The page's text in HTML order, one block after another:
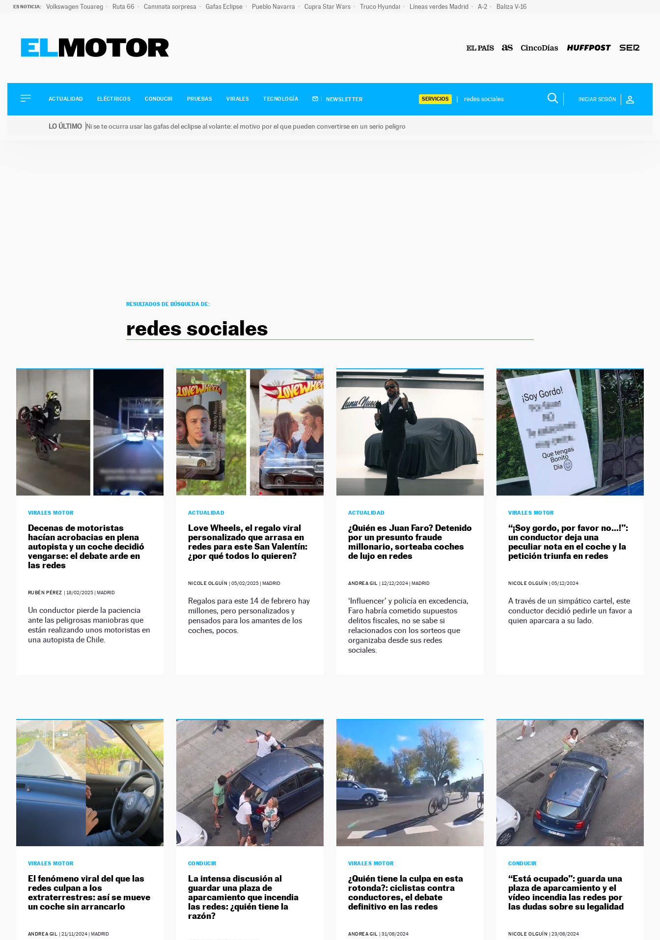
ES NOTICIA: Volkswagen Touareg Ruta 66 Caminata sorpresa Gafas Eclipse Pueblo Navarra Cupra Star Wars Truco Hyundai Líneas verdes Madrid A-2 Baliza V-16
ELÉCTRICOS
CONDUCIR
ACTUALIDAD ELÉCTRICOS CONDUCIR PRUEBAS VIRALES TECNOLOGÍA NEWSLETTER SERVICIOS INICIAR SESIÓN
LO ÚLTIMO Ni se te ocurra usar las gafas del eclipse al volante: el motivo por el que pueden convertirse en un serio peligro
RESULTADOS DE BÚSQUEDA DE:
redes sociales
VIRALES MOTOR
Decenas de motoristas
hacían acrobacias en plena
autopista y un coche decidió
vengarse: el debate arde en
las redes
RUBÉN PÉREZ | 18/02/2025| MADRID
Un conductor pierde la paciencia
ante las peligrosas maniobras que
están realizando unos motoristas en
una autopista de Chile.
ACTUALIDAD
Love Wheels, el regalo viral
personalizado que arrasa en
redes para este San Valentín:
¿por qué todos lo quieren?
NICOLE OLGUÍN | 05/02/2025| MADRID
Regalos para este 14 de febrero hay
millones, pero personalizados y
pensados para los amantes de los
coches, pocos.
ACTUALIDAD
¿Quién es Juan Faro? Detenido
por un presunto fraude
millonario, sorteaba coches
de lujo en redes
ANDREA GIL | 12/12/2024 | MADRID
‘Influencer’ y policía en excedencia,
Faro habría cometido supuestos
delitos fiscales, no se sabe si
relacionados con los sorteos que
organizaba desde sus redes
sociales.
VIRALES MOTOR
“¡Soy gordo, por favor no…!”:
un conductor deja una
peculiar nota en el coche y la
petición triunfa en redes
NICOLE OLGUÍN |05/12/2024
A través de un simpático cartel, este
conductor decidió pedirle un favor a
quien aparcara a su lado.
VIRALES MOTOR
El fenómeno viral del que las
redes culpan a los
extraterrestres: así se mueve
un coche sin arrancarlo
ANDREA GIL |21/11/2024 | MADRID
CONDUCIR
La intensa discusión al
guardar una plaza de
aparcamiento que incendia
las redes: ¿quién tiene la
razón?
VIRALES MOTOR
¿Quién tiene la culpa en esta
rotonda?: ciclistas contra
conductores, el debate
definitivo en las redes
ANDREA GIL |31/08/2024
CONDUCIR
“Está ocupado”: guarda una
plaza de aparcamiento y el
vídeo incendia las redes por
las dudas sobre su legalidad
NICOLE OLGUÍN |23/08/2024